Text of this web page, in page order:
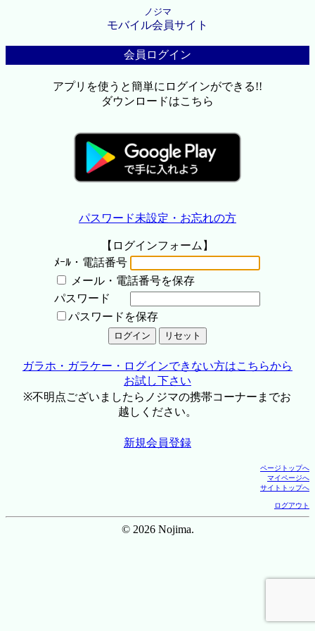
ノジマ
モバイル会員サイト
会員ログイン
アプリを使うと簡単にログインができる!!
ダウンロードはこちら
パスワード未設定・お忘れの方
【ログインフォーム】
ﾒｰﾙ・電話番号
メール・電話番号を保存
パスワード
パスワードを保存
ガラホ・ガラケー・ログインできない方はこちらから
お試し下さい
※不明点ございましたらノジマの携帯コーナーまでお
越しください。
新規会員登録
ページトップへ
マイページへ
サイトトップへ
ログアウト
© 2026 Nojima.